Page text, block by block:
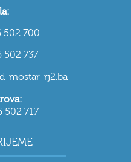
502 700
502 737
mostar-rj2.ba
502 717